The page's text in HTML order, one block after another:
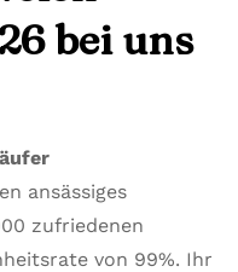
bei uns
ansässiges
zufriedenen
von 99%. Ihr